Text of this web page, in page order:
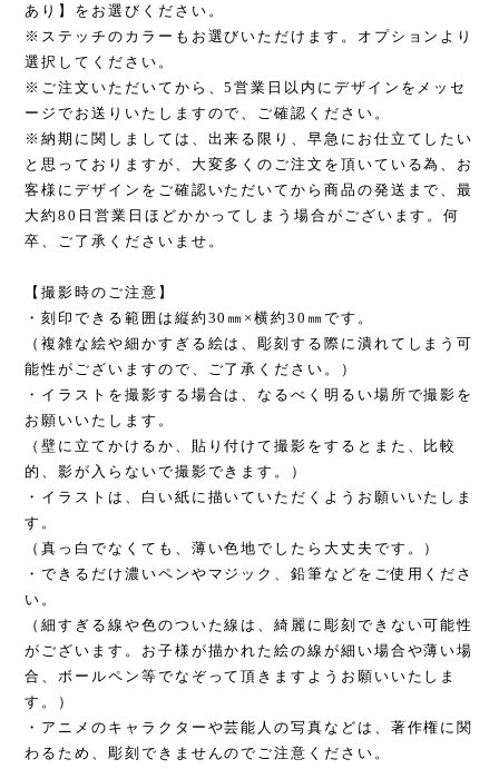
あり】をお選びください。
※ステッチのカラーもお選びいただけます。オプションより
選択してください。
※ご注文いただいてから、5営業日以内にデザインをメッセ
ージでお送りいたしますので、ご確認ください。
※納期に関しましては、出来る限り、早急にお仕立てしたい
と思っておりますが、大変多くのご注文を頂いている為、お
客様にデザインをご確認いただいてから商品の発送まで、最
大約80日営業日ほどかかってしまう場合がございます。何
卒、ご了承くださいませ。
【撮影時のご注意】
・刻印できる範囲は縦約30㎜×横約30㎜です。
（複雑な絵や細かすぎる絵は、彫刻する際に潰れてしまう可
能性がございますので、ご了承ください。）
・イラストを撮影する場合は、なるべく明るい場所で撮影を
お願いいたします。
（壁に立てかけるか、貼り付けて撮影をするとまた、比較
的、影が入らないで撮影できます。）
・イラストは、白い紙に描いていただくようお願いいたしま
す。
（真っ白でなくても、薄い色地でしたら大丈夫です。）
・できるだけ濃いペンやマジック、鉛筆などをご使用くださ
い。
（細すぎる線や色のついた線は、綺麗に彫刻できない可能性
がございます。お子様が描かれた絵の線が細い場合や薄い場
合、ボールペン等でなぞって頂きますようお願いいたしま
す。）
・アニメのキャラクターや芸能人の写真などは、著作権に関
わるため、彫刻できませんのでご注意ください。